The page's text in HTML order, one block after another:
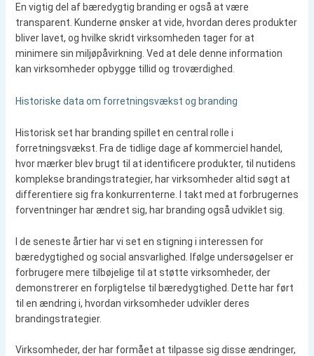
En vigtig del af bæredygtig branding er også at være
transparent. Kunderne ønsker at vide, hvordan deres produkter
bliver lavet, og hvilke skridt virksomheden tager for at
minimere sin miljøpåvirkning. Ved at dele denne information
kan virksomheder opbygge tillid og troværdighed.
Historiske data om forretningsvækst og branding
Historisk set har branding spillet en central rolle i
forretningsvækst. Fra de tidlige dage af kommerciel handel,
hvor mærker blev brugt til at identificere produkter, til nutidens
komplekse brandingstrategier, har virksomheder altid søgt at
differentiere sig fra konkurrenterne. I takt med at forbrugernes
forventninger har ændret sig, har branding også udviklet sig.
I de seneste årtier har vi set en stigning i interessen for
bæredygtighed og social ansvarlighed. Ifølge undersøgelser er
forbrugere mere tilbøjelige til at støtte virksomheder, der
demonstrerer en forpligtelse til bæredygtighed. Dette har ført
til en ændring i, hvordan virksomheder udvikler deres
brandingstrategier.
Virksomheder, der har formået at tilpasse sig disse ændringer,